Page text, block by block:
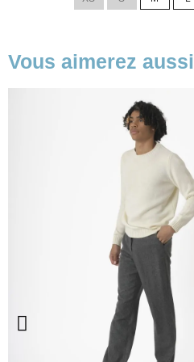
Vous aimerez aussi